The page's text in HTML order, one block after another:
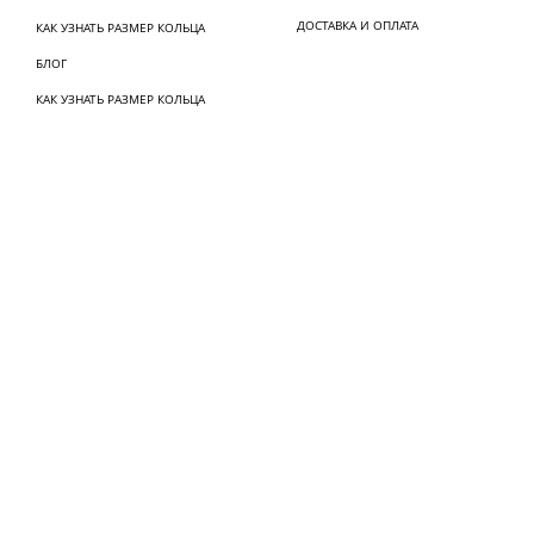
КАК УЗНАТЬ РАЗМЕР КОЛЬЦА
БЛОГ
КАК УЗНАТЬ РАЗМЕР КОЛЬЦА
ДОСТАВКА И ОПЛАТА